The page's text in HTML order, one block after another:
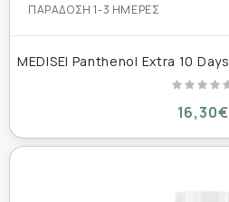
ΠΑΡΆΔΟΣΗ 1-3 ΗΜΈΡΕΣ
16,30€